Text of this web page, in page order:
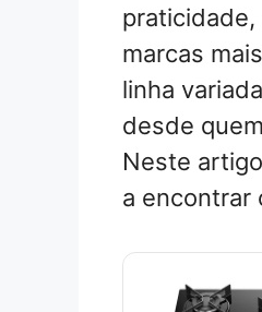
praticidade,
marcas
linha
desde
Neste
a encontrar